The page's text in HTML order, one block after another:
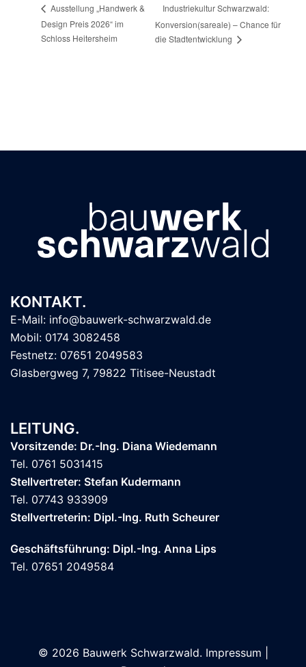
Ausstellung „Handwerk &
Design Preis 2026“ im
Schloss Heitersheim
Industriekultur Schwarzwald:
Konversion(sareale) – Chance für
die Stadtentwicklung
KONTAKT.
E-Mail: info@bauwerk-schwarzwald.de
Mobil: 0174 3082458
Festnetz: 07651 2049583
Glasbergweg 7, 79822 Titisee-Neustadt
LEITUNG.
Vorsitzende: Dr.-Ing. Diana Wiedemann
Tel. 0761 5031415
Stellvertreter: Stefan Kudermann
Tel. 07743 933909
Stellvertreterin: Dipl.-Ing. Ruth Scheurer
Geschäftsführung: Dipl.-Ing. Anna Lips
Tel. 07651 2049584
© 2026 Bauwerk Schwarzwald. Impressum